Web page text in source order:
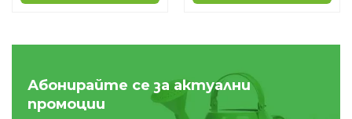
Абонирайте се за актуални
промоции